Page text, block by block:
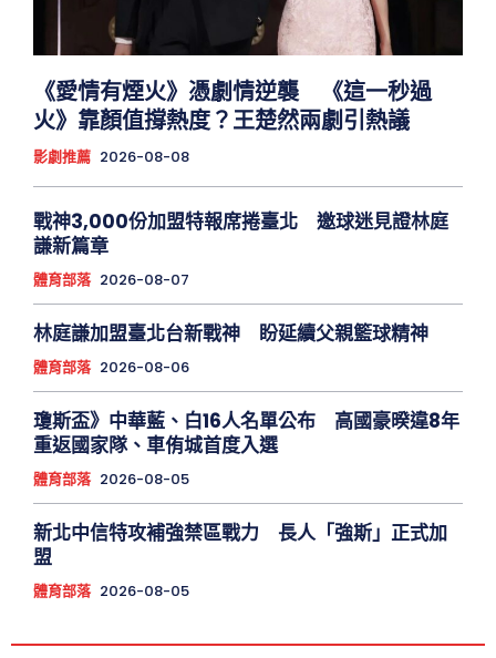
《愛情有煙火》憑劇情逆襲 《這一秒過
火》靠顏值撐熱度？王楚然兩劇引熱議
影劇推薦 2026-08-08
戰神3,000份加盟特報席捲臺北 邀球迷見證林庭
謙新篇章
體育部落 2026-08-07
林庭謙加盟臺北台新戰神 盼延續父親籃球精神
體育部落 2026-08-06
瓊斯盃》中華藍、白16人名單公布 高國豪暌違8年
重返國家隊、車侑城首度入選
體育部落 2026-08-05
新北中信特攻補強禁區戰力 長人「強斯」正式加
盟
體育部落 2026-08-05